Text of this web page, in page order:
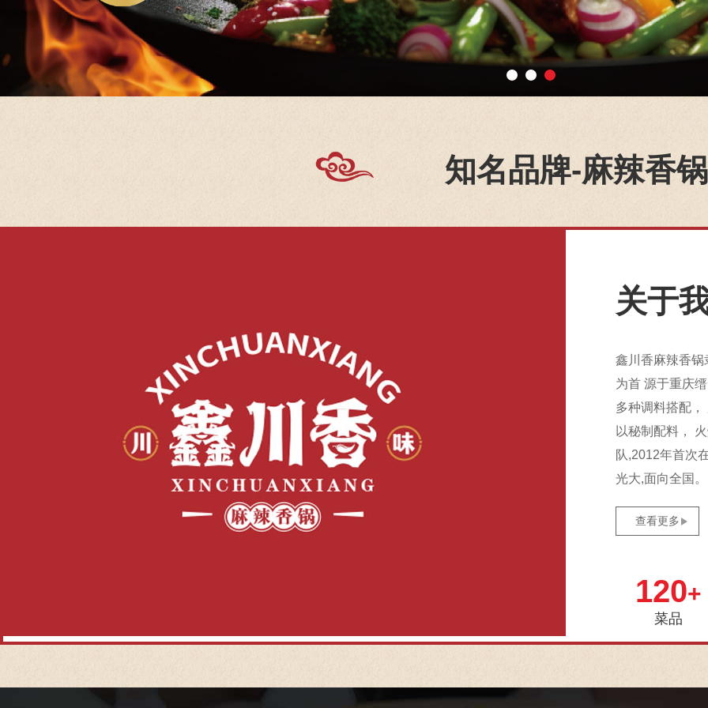
知名品牌-麻辣香锅
关于
鑫川香麻辣香
为首 源于重庆
多种调料搭配
以秘制配料，
队,2012年首次
光大,面向全国。
查看更多
120+
菜品